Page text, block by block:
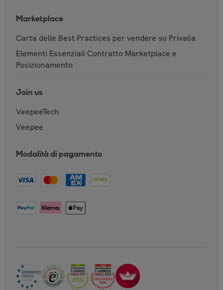
Marketplace
Carta delle Best Practices per vendere su Privalia
Elementi Essenziali Contratto Marketplace e
Posizionamento
Join us
VeepeeTech
Veepee
Modalità di pagamento